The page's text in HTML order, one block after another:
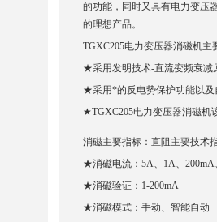
的功能，同时又具有电力变压
的理想产品。
TGXC205电力变压器消磁机主
★采用发明技术-直流变频衰减
★采用*的反电势保护功能以及
★TGXC205电力变压器消磁机
消磁主要指标：直阻主要技术
★消磁电流：5A、1A、
★消磁验证：1-
★消磁模式：手动、